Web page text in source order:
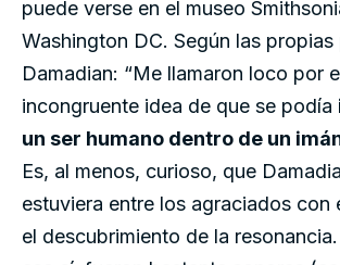
puede verse en el museo
Washington DC. Según las
Damadian: “Me llamaron loco por
incongruente idea de que se podía
un ser humano dentro de un
Es, al menos, curioso, que
estuviera entre los agraciados con
el descubrimiento de la